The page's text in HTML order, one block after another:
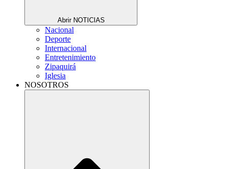
Abrir NOTICIAS
Nacional
Deporte
Internacional
Entretenimiento
Zipaquirá
Iglesia
NOSOTROS